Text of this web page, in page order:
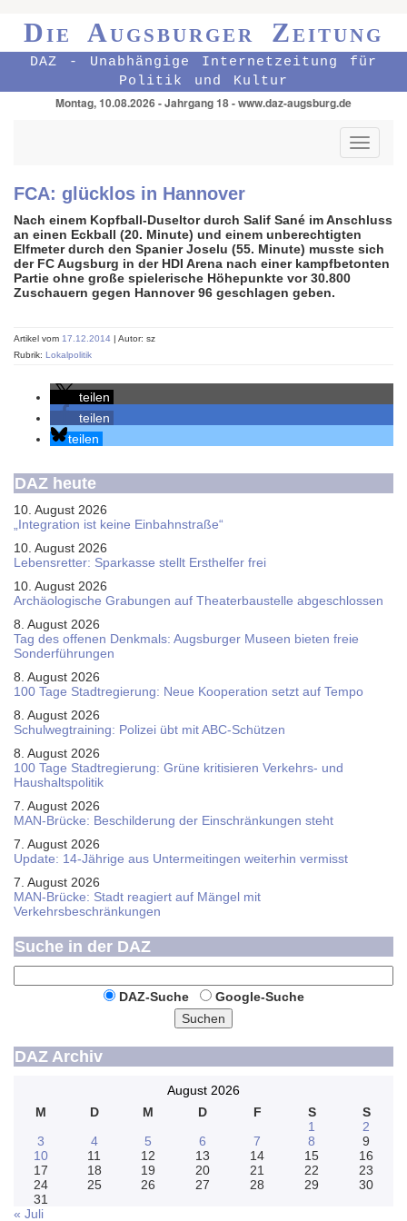
Die Augsburger Zeitung
DAZ - Unabhängige Internetzeitung für
Politik und Kultur
Montag, 10.08.2026 - Jahrgang 18 - www.daz-augsburg.de
Toggle
FCA: glücklos in Hannover
Nach einem Kopfball-Duseltor durch Salif Sané im Anschluss
an einen Eckball (20. Minute) und einem unberechtigten
Elfmeter durch den Spanier Joselu (55. Minute) musste sich
der FC Augsburg in der HDI Arena nach einer kampfbetonten
Partie ohne große spielerische Höhepunkte vor 30.800
Zuschauern gegen Hannover 96 geschlagen geben.
Artikel vom 17.12.2014 | Autor: sz
Rubrik: Lokalpolitik
teilen
teilen
teilen
DAZ heute
10. August 2026
„Integration ist keine Einbahnstraße“
10. August 2026
Le­bens­ret­ter: Spar­kas­se stellt Erst­hel­fer frei
10. August 2026
Ar­chäo­lo­gi­sche Gra­bun­gen auf Thea­ter­bau­stel­le ab­ge­schlos­sen
8. August 2026
Tag des offenen Denkmals: Augsburger Museen bieten freie
Sonderführungen
8. August 2026
100 Tage Stadtregierung: Neue Kooperation setzt auf Tempo
8. August 2026
Schul­weg­trai­ning: Poli­zei übt mit ABC-Schüt­zen
8. August 2026
100 Tage Stadtregierung: Grüne kritisieren Verkehrs- und
Haushaltspolitik
7. August 2026
MAN-Brücke: Beschilderung der Einschränkungen steht
7. August 2026
Update: 14-Jährige aus Untermeitingen weiterhin vermisst
7. August 2026
MAN-Brücke: Stadt reagiert auf Mängel mit
Verkehrsbeschränkungen
Suche in der DAZ
DAZ-Suche
Google-Suche
Suchen
DAZ Archiv
August 2026
M
D M D F S
S
1
2
3
4 5 6 7 8
9
10
11 12 13 14 15
16
17
18 19 20 21 22
23
24
25 26 27 28 29
30
31
« Juli